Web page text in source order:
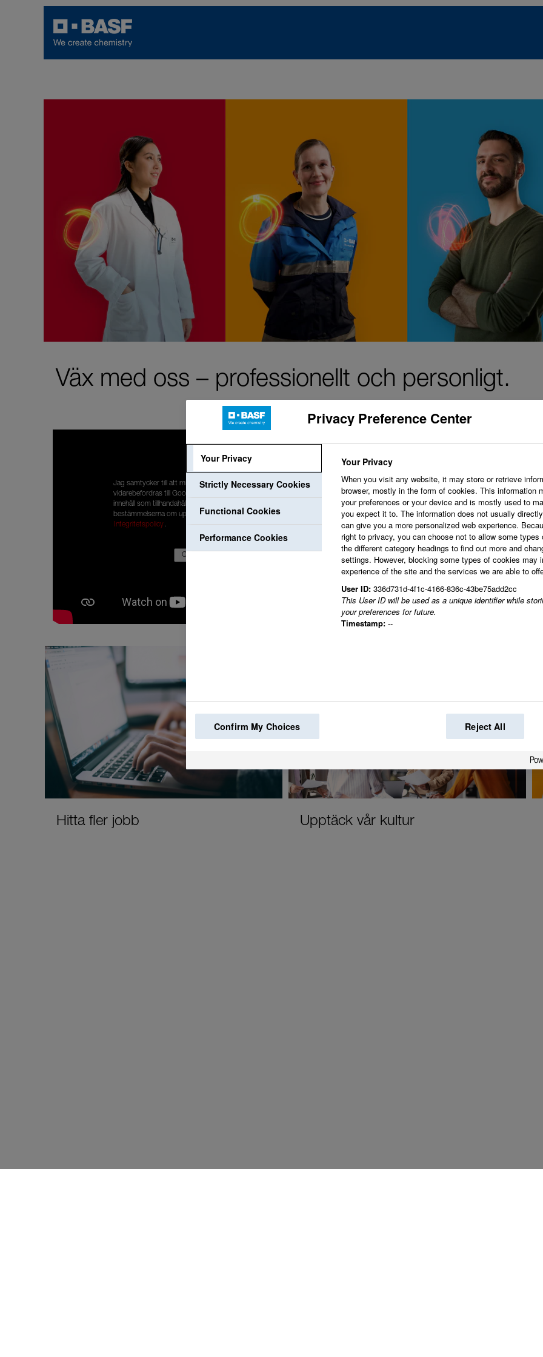
Väx med oss – professionellt och personligt.
Vi strävar efter att
uppskattar dig och
professionella
Tillsammans
Jag samtycker till att mina personuppgifter
vidarebefordras till Google så att jag kan ta del av
innehåll som tillhandahålls av YouTube. Jag har läst
bestämmelserna om uppgiftsskydd:
Integritetspolicy.
Hitta fler jobb Upptäck vår kultur
Privacy Preference Center
Your Privacy
Strictly Necessary Cookies
Functional Cookies
Performance Cookies
Your Privacy
When you visit any website, it may store or retrieve
browser, mostly in the form of cookies. This information
your preferences or your device and is mostly used to
you expect it to. The information does not usually
can give you a more personalized web experience.
right to privacy, you can choose not to allow some
the different category headings to find out more and
settings. However, blocking some types of cookies may
experience of the site and the services we are able to
User ID: 336d731d-4f1c-4166-836c-43be75add2cc
This User ID will be used as a unique identifier while
your preferences for future.
Timestamp: --
Confirm My Choices Reject All